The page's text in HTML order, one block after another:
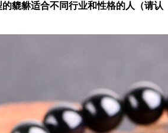
貔貅适合不同行业和性格的人（请认